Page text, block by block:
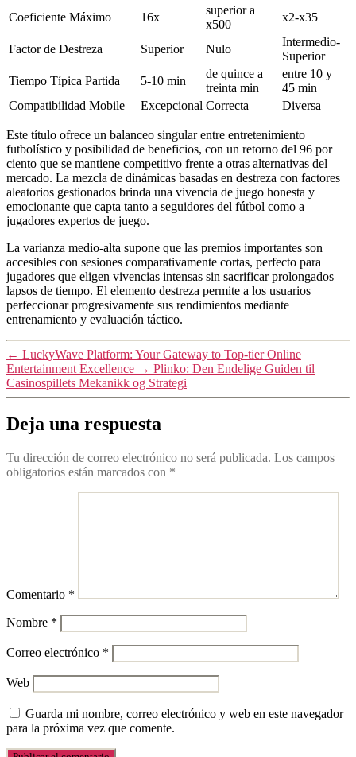
Coeficiente Máximo 16x
superior a
x500
x2-x35
Factor de Destreza Superior Nulo
Intermedio-
Superior
Tiempo Típica Partida
5-10 min
de quince a
treinta min
entre 10 y
45 min
Compatibilidad Mobile
Excepcional Correcta Diversa
Este título ofrece un balanceo singular entre entretenimiento
futbolístico y posibilidad de beneficios, con un retorno del 96 por
ciento que se mantiene competitivo frente a otras alternativas del
mercado. La mezcla de dinámicas basadas en destreza con factores
aleatorios gestionados brinda una vivencia de juego honesta y
emocionante que capta tanto a seguidores del fútbol como a
jugadores expertos de juego.
La varianza medio-alta supone que las premios importantes son
accesibles con sesiones comparativamente cortas, perfecto para
jugadores que eligen vivencias intensas sin sacrificar prolongados
lapsos de tiempo. El elemento destreza permite a los usuarios
perfeccionar progresivamente sus rendimientos mediante
entrenamiento y evaluación táctico.
← LuckyWave Platform: Your Gateway to Top-tier Online
Entertainment Excellence → Plinko: Den Endelige Guiden til
Casinospillets Mekanikk og Strategi
Deja una respuesta
Tu dirección de correo electrónico no será publicada. Los campos
obligatorios están marcados con *
Comentario *
Nombre *
Correo electrónico *
Web
Guarda mi nombre, correo electrónico y web en este navegador
para la próxima vez que comente.